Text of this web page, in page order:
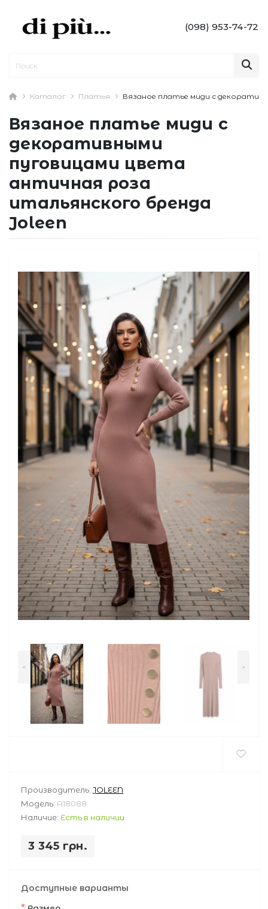
(098) 953-74-72
Каталог Платья Вязаное платье миди с
Вязаное платье миди с
декоративными
пуговицами цвета
античная роза
итальянского бренда
Joleen
< >
Производитель: JOLEEN
Модель: A18088
Наличие: Есть в наличии
3 345 грн.
Доступные варианты